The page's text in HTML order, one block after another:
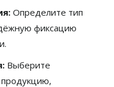
Определите тип
фиксацию
Выберите